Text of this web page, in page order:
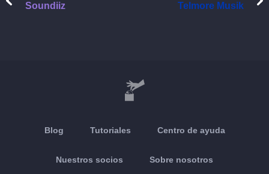
Soundiiz Telmore Musik
Blog Tutoriales Centro de ayuda
Nuestros socios Sobre nosotros